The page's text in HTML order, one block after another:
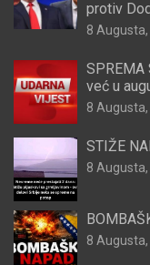
protiv
8
SPREMA
već u
8
STIŽE
8
8